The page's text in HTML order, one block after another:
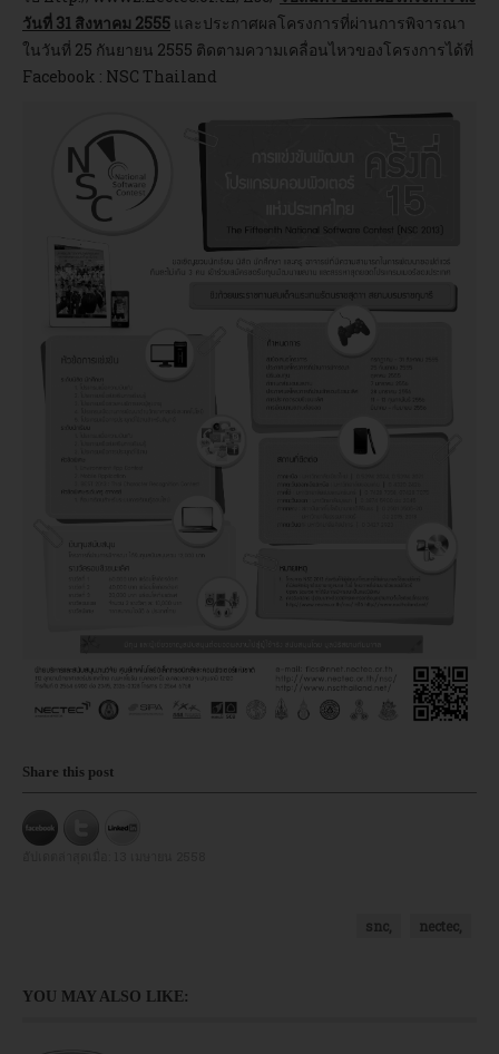
วันที่ 31 สิงหาคม 2555 และประกาศผลโครงการที่ผ่านการพิจารณา
ในวันที่ 25 กันยายน 2555 ติดตามความเคลื่อนไหวของโครงการได้ที่
Facebook : NSC Thailand
Share this post
snc, nectec,
YOU MAY ALSO LIKE: